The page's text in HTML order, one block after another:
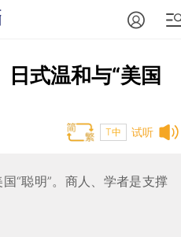
式温和与“美国
试听
T中
“聪明”。商人、学者是支撑